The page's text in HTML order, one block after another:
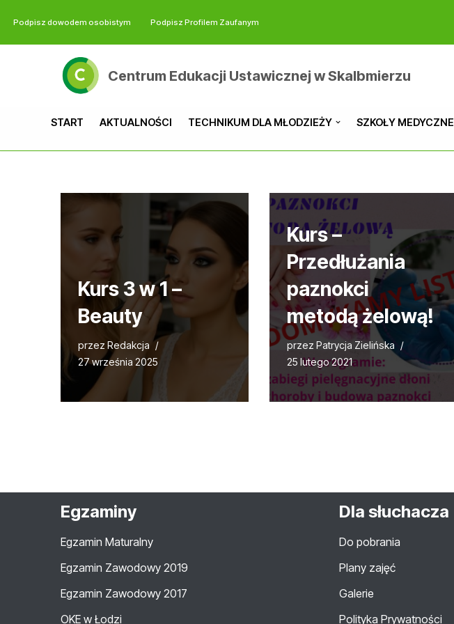
Podpisz dowodem osobistym Podpisz Profilem Zaufanym
Centrum Edukacji Ustawicznej w Skalbmierzu
START AKTUALNOŚCI TECHNIKUM DLA MŁODZIEŻY SZKOŁY MEDYCZNE
Kurs 3 w 1 –
Beauty
przez Redakcja
27 września 2025
Kurs –
Przedłużania
paznokci
metodą żelową!
przez Patrycja Zielińska
25 lutego 2021
Egzaminy
Egzamin Maturalny
Egzamin Zawodowy 2019
Egzamin Zawodowy 2017
OKE w Łodzi
Dla słuchacza
Do pobrania
Plany zajęć
Galerie
Polityka Prywatności